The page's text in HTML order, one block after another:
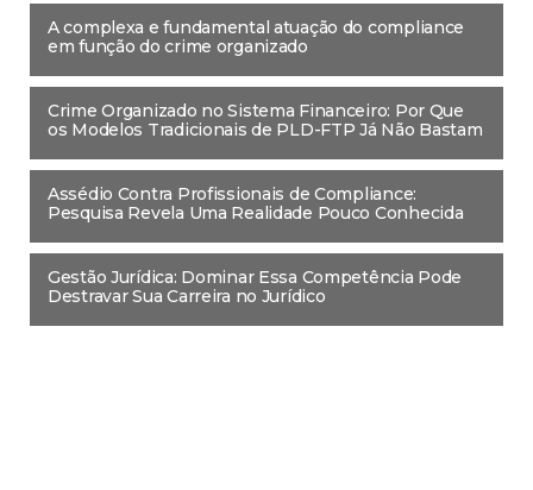
A complexa e fundamental atuação do compliance
em função do crime organizado
Crime Organizado no Sistema Financeiro: Por Que
os Modelos Tradicionais de PLD-FTP Já Não Bastam
Assédio Contra Profissionais de Compliance:
Pesquisa Revela Uma Realidade Pouco Conhecida
Gestão Jurídica: Dominar Essa Competência Pode
Destravar Sua Carreira no Jurídico